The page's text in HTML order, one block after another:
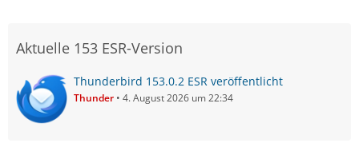
Aktuelle 153 ESR-Version
Thunderbird 153.0.2 ESR veröffentlicht
Thunder 4. August 2026 um 22:34